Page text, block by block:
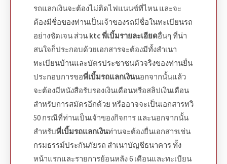
รถแลกเงินจะต้องไม่ติดไฟแนนซ์ที่ไหน และจะ
ต้องมีชื่อของท่านเป็นเจ้าของรถมีชื่อในทะเบียนรถ
อย่างชัดเจน ส่วน ktc พี่เบิ้มรายละเอียดอื่นๆ ที่น่า
สนใจก็ประกอบด้วยเอกสารจะต้องมีทั้งสำเนา
ทะเบียนบ้านและบัตรประชาชนตัวจริงของท่านยื่น
ประกอบการขอพี่เบิ้มรถแลกเงินนอกจากนั้นแล้ว
จะต้องมีหนังสือรับรองเงินเดือนหรือสลิปเงินเดือน
สำหรับการสมัครอีกด้วย หรืออาจจะเป็นเอกสารทวิ
50 กรณีที่ท่านเป็นเจ้าของกิจการ และนอกจากนั้น
สำหรับพี่เบิ้มรถแลกเงินท่านจะต้องยื่นเอกสารเช่น
กรมธรรม์ประกันภัยรถ สำเนาบัญชีธนาคาร ทั้ง
หน้าแรกและรายการย้อนหลัง 6 เดือนและทะเบียน